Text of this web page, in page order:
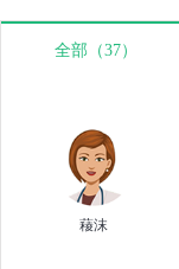
全部（37）
薐沫